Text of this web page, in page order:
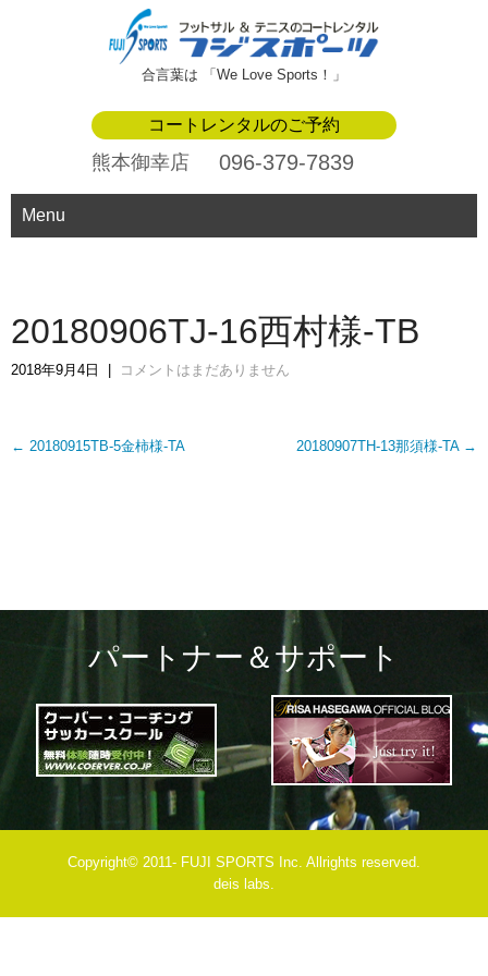
合言葉は 「We Love Sports！」
コートレンタルのご予約
熊本御幸店 096-379-7839
Menu
20180906TJ-16西村様-TB
2018年9月4日 コメントはまだありません
Post
← 20180915TB-5金柿様-TA 20180907TH-13那須様-TA →
パートナー＆サポート
Copyright© 2011- FUJI SPORTS Inc. Allrights reserved.
deis labs.